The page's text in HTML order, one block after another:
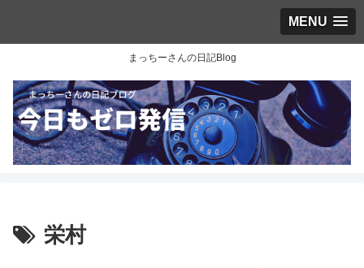
MENU
まっちーさんの日記Blog
栄村